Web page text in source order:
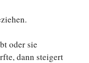
oder sie
dann steigert